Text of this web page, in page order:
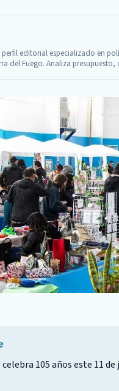
perfil editorial especializado en
del Fuego. Analiza presupuesto,
celebra 105 años este 11